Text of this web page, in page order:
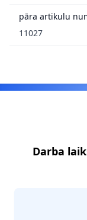
pāra artikulu
11027
Darba